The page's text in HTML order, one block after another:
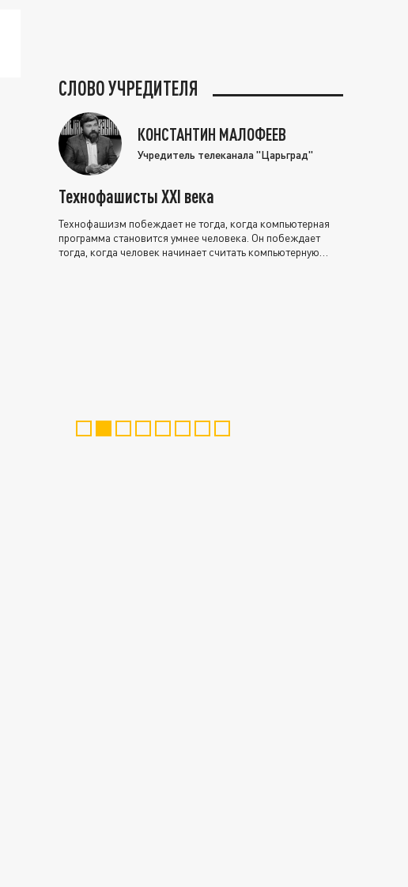
СЛОВО УЧРЕДИТЕЛЯ
КОНСТАНТИН МАЛОФЕЕВ
Учредитель телеканала "Царьград"
Технофашисты XXI века
Технофашизм побеждает не тогда, когда компьютерная
программа становится умнее человека. Он побеждает
тогда, когда человек начинает считать компьютерную